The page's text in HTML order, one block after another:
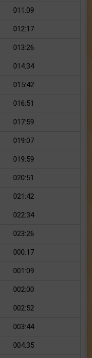
011:09
012:17
013:26
014:34
015:42
016:51
017:59
019:07
019:59
020:51
021:42
022:34
023:26
000:17
001:09
002:00
002:52
003:44
004:35